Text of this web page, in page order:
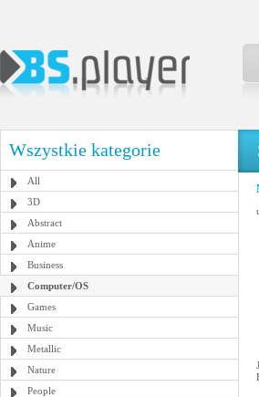
Wszystkie kategorie
All
3D
Abstract
Anime
Business
Computer/OS
Games
Music
Metallic
Nature
People